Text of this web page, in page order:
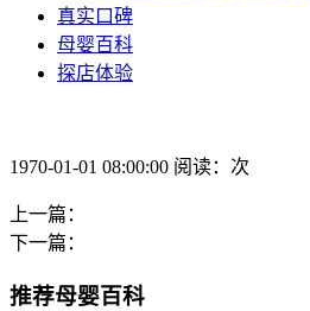
真实口碑
母婴百科
探店体验
1970-01-01 08:00:00 阅读：次
上一篇：
下一篇：
推荐母婴百科